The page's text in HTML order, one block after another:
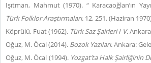
Işıtman, Mahmut (1970). “ Karacaoğlan’ın
Türk Folklor Araştırmaları. 12, 251. (Haziran
Köprülü, Fuat (1962). Türk Saz Şairleri I-V.
Oğuz, M. Öcal (2014). Bozok Yazıları. Ankara:
Oğuz, M. Öcal (1994). Yozgat’ta Halk Şairliğinin